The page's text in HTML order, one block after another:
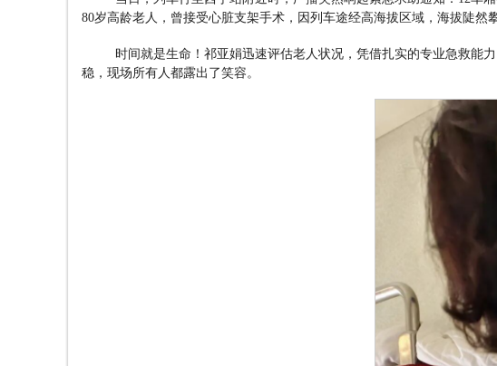
80岁高龄老人，曾接受心脏支架手术，因列车途经高海拔区域，海拔陡然
时间就是生命！祁亚娟迅速评估老人状况，凭借扎实的专业急救能
稳，现场所有人都露出了笑容。